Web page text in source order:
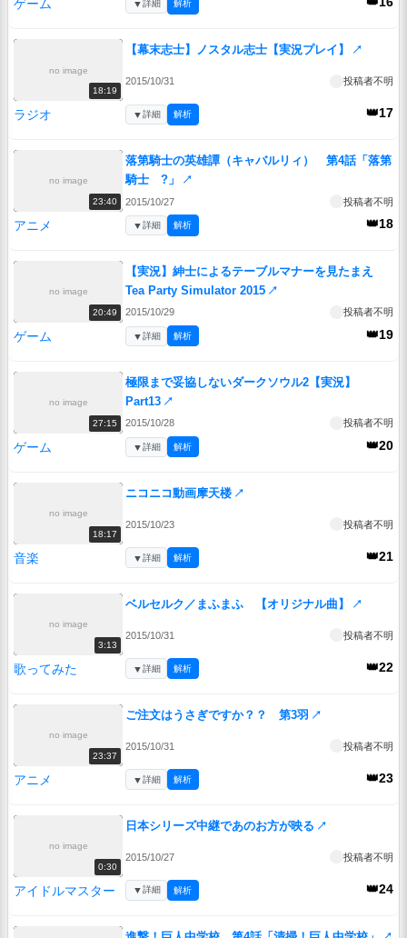
ゲーム ▼詳細 解析
no image
18:19
【幕末志士】ノスタル志士【実況プレイ】 ↗
2015/10/31 投稿者不明
ラジオ 👑17
▼詳細 解析
no image
23:40
落第騎士の英雄譚（キャバルリィ） 第4話「落第
騎士 ?」
↗
2015/10/27 投稿者不明
アニメ 👑18
▼詳細 解析
no image
20:49
【実況】紳士によるテーブルマナーを見たまえ
Tea Party Simulator 2015 ↗
2015/10/29 投稿者不明
ゲーム 👑19
▼詳細 解析
no image
27:15
極限まで妥協しないダークソウル2【実況】
Part13 ↗
2015/10/28 投稿者不明
ゲーム 👑20
▼詳細 解析
no image
18:17
ニコニコ動画摩天楼 ↗
2015/10/23 投稿者不明
音楽 👑21
▼詳細 解析
no image
3:13
ベルセルク／まふまふ 【オリジナル曲】 ↗
2015/10/31 投稿者不明
歌ってみた 👑22
▼詳細 解析
no image
23:37
ご注文はうさぎですか？？ 第3羽 ↗
2015/10/31 投稿者不明
アニメ 👑23
▼詳細 解析
no image
0:30
日本シリーズ中継であのお方が映る ↗
2015/10/27 投稿者不明
アイドルマスター 👑24
▼詳細 解析